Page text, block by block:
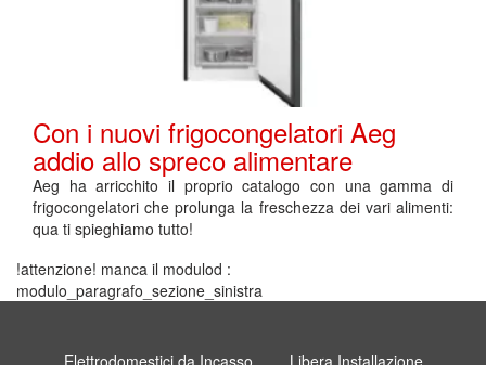
Con i nuovi frigocongelatori Aeg
addio allo spreco alimentare
Aeg ha arricchito il proprio catalogo con una gamma di
frigocongelatori che prolunga la freschezza dei vari alimenti:
qua ti spieghiamo tutto!
!attenzione! manca il modulod :
modulo_paragrafo_sezione_sinistra
Elettrodomestici da Incasso Libera Installazione